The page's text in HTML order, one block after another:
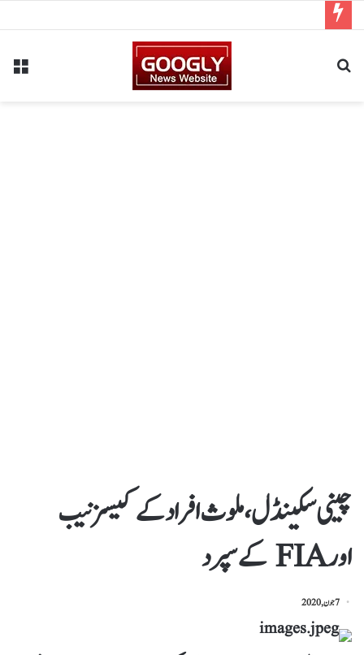
چینی سکینڈل، ملوث افراد کے کیسز نیب
اورFIA کے سپرد
7 جون, 2020